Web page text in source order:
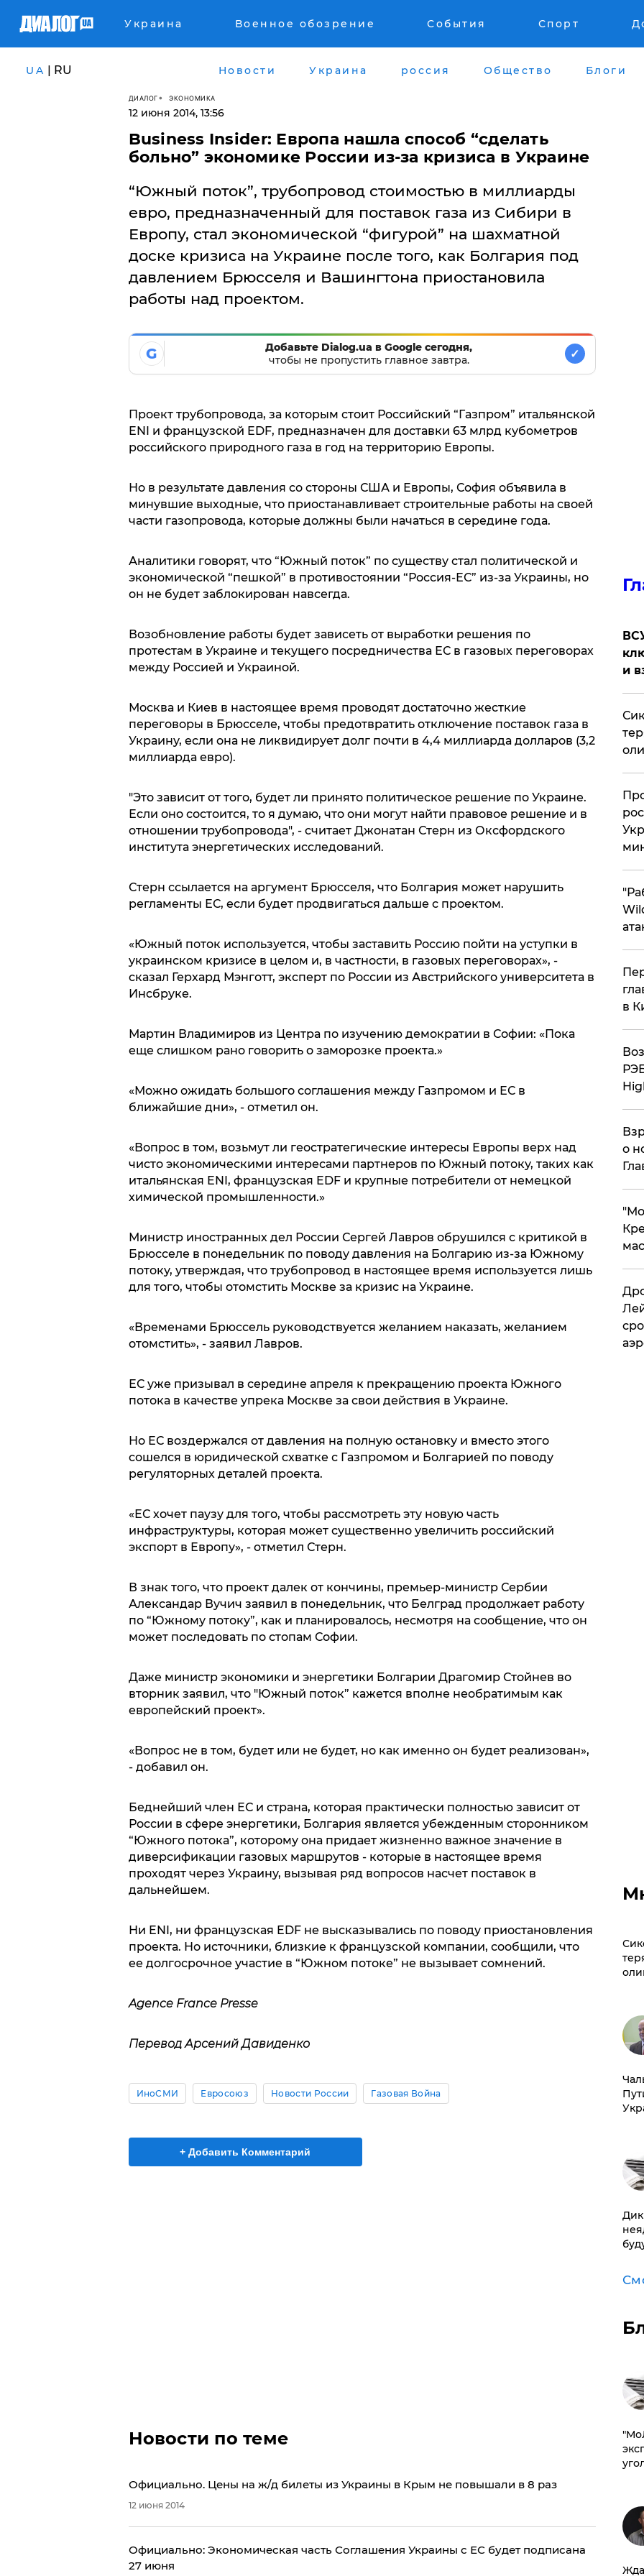
Украина Военное обозрение События Спорт
UA | RU Новости Украина россия Общество Блоги
ДИАЛОГ ЭКОНОМИКА
12 июня 2014, 13:56
Business Insider: Европа нашла способ “сделать
больно” экономике России из-за кризиса в Украине
“Южный поток”, трубопровод стоимостью в миллиарды
евро, предназначенный для поставок газа из Сибири в
Европу, стал экономической “фигурой” на шахматной
доске кризиса на Украине после того, как Болгария под
давлением Брюсселя и Вашингтона приостановила
работы над проектом.
G
Добавьте Dialog.ua в Google сегодня,
чтобы не пропустить главное завтра.
✓
Проект трубопровода, за которым стоит Российский “Газпром” итальянской
ENI и французской EDF, предназначен для доставки 63 млрд кубометров
российского природного газа в год на территорию Европы.
Но в результате давления со стороны США и Европы, София объявила в
минувшие выходные, что приостанавливает строительные работы на своей
части газопровода, которые должны были начаться в середине года.
Аналитики говорят, что “Южный поток” по существу стал политической и
экономической “пешкой” в противостоянии “Россия-ЕС” из-за Украины, но
он не будет заблокирован навсегда.
Возобновление работы будет зависеть от выработки решения по
протестам в Украине и текущего посредничества ЕС в газовых переговорах
между Россией и Украиной.
Москва и Киев в настоящее время проводят достаточно жесткие
переговоры в Брюсселе, чтобы предотвратить отключение поставок газа в
Украину, если она не ликвидирует долг почти в 4,4 миллиарда долларов (3,2
миллиарда евро).
"Это зависит от того, будет ли принято политическое решение по Украине.
Если оно состоится, то я думаю, что они могут найти правовое решение и в
отношении трубопровода", - считает Джонатан Стерн из Оксфордского
института энергетических исследований.
Стерн ссылается на аргумент Брюсселя, что Болгария может нарушить
регламенты ЕС, если будет продвигаться дальше с проектом.
«Южный поток используется, чтобы заставить Россию пойти на уступки в
украинском кризисе в целом и, в частности, в газовых переговорах», -
сказал Герхард Мэнготт, эксперт по России из Австрийского университета в
Инсбруке.
Мартин Владимиров из Центра по изучению демократии в Софии: «Пока
еще слишком рано говорить о заморозке проекта.»
«Можно ожидать большого соглашения между Газпромом и ЕС в
ближайшие дни», - отметил он.
«Вопрос в том, возьмут ли геостратегические интересы Европы верх над
чисто экономическими интересами партнеров по Южный потоку, таких как
итальянская ENI, французская EDF и крупные потребители от немецкой
химической промышленности.»
Министр иностранных дел России Сергей Лавров обрушился с критикой в
Брюсселе в понедельник по поводу давления на Болгарию из-за Южному
потоку, утверждая, что трубопровод в настоящее время используется лишь
для того, чтобы отомстить Москве за кризис на Украине.
«Временами Брюссель руководствуется желанием наказать, желанием
отомстить», - заявил Лавров.
ЕС уже призывал в середине апреля к прекращению проекта Южного
потока в качестве упрека Москве за свои действия в Украине.
Но ЕС воздержался от давления на полную остановку и вместо этого
сошелся в юридической схватке с Газпромом и Болгарией по поводу
регуляторных деталей проекта.
«ЕС хочет паузу для того, чтобы рассмотреть эту новую часть
инфраструктуры, которая может существенно увеличить российский
экспорт в Европу», - отметил Стерн.
В знак того, что проект далек от кончины, премьер-министр Сербии
Александар Вучич заявил в понедельник, что Белград продолжает работу
по “Южному потоку”, как и планировалось, несмотря на сообщение, что он
может последовать по стопам Софии.
Даже министр экономики и энергетики Болгарии Драгомир Стойнев во
вторник заявил, что "Южный поток” кажется вполне необратимым как
европейский проект».
«Вопрос не в том, будет или не будет, но как именно он будет реализован»,
- добавил он.
Беднейший член ЕС и страна, которая практически полностью зависит от
России в сфере энергетики, Болгария является убежденным сторонником
“Южного потока”, которому она придает жизненно важное значение в
диверсификации газовых маршрутов - которые в настоящее время
проходят через Украину, вызывая ряд вопросов насчет поставок в
дальнейшем.
Ни ENI, ни французская EDF не высказывались по поводу приостановления
проекта. Но источники, близкие к французской компании, сообщили, что
ее долгосрочное участие в “Южном потоке” не вызывает сомнений.
Agence France Presse
Перевод Арсений Давиденко
ИноСМИ Евросоюз Новости России Газовая Война
+ Добавить Комментарий
Новости по теме
Официально. Цены на ж/д билеты из Украины в Крым не повышали в 8 раз
12 июня 2014
Официально: Экономическая часть Соглашения Украины с ЕС будет подписана
27 июня
и
в
о